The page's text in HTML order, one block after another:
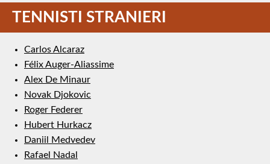
TENNISTI STRANIERI
Carlos Alcaraz
Félix Auger-Aliassime
Alex De Minaur
Novak Djokovic
Roger Federer
Hubert Hurkacz
Daniil Medvedev
Rafael Nadal